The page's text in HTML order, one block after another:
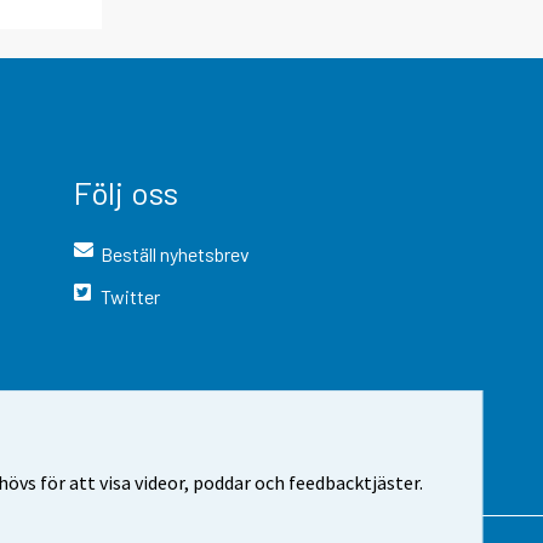
för att visa videor, poddar och feedbacktjäster.
Följ oss
Beställ nyhetsbrev
Twitter